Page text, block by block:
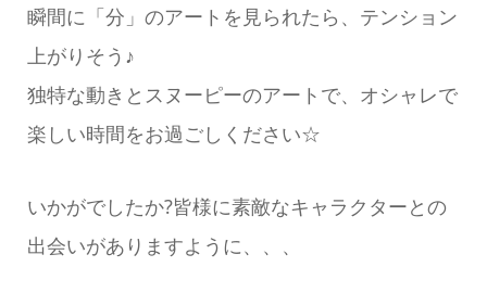
瞬間に「分」のアートを見られたら、テンション
上がりそう♪
独特な動きとスヌーピーのアートで、オシャレで
楽しい時間をお過ごしください☆
いかがでしたか?皆様に素敵なキャラクターとの
出会いがありますように、、、